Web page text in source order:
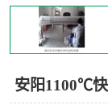
安阳1100℃
快速红外辐射